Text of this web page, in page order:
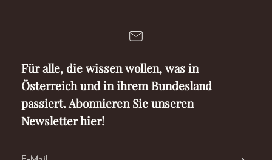
Für alle, die wissen wollen, was in
Österreich und in ihrem Bundesland
passiert. Abonnieren Sie unseren
Newsletter hier!